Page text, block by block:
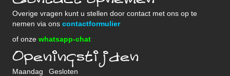
Overige vragen kunt u stellen door contact met ons op te
nemen via ons contactformulier
of onze whatsapp-chat
Openingstijden
Maandag
Gesloten